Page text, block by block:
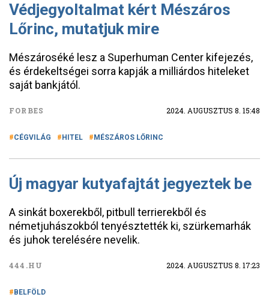
Védjegyoltalmat kért Mészáros
Lőrinc, mutatjuk mire
Mészároséké lesz a Superhuman Center kifejezés,
és érdekeltségei sorra kapják a milliárdos hiteleket
saját bankjától.
FORBES 2024. AUGUSZTUS 8. 15:48
CÉGVILÁG HITEL MÉSZÁROS LŐRINC
Új magyar kutyafajtát jegyeztek be
A sinkát boxerekből, pitbull terrierekből és
németjuhászokból tenyésztették ki, szürkemarhák
és juhok terelésére nevelik.
444.HU 2024. AUGUSZTUS 8. 17:23
BELFÖLD